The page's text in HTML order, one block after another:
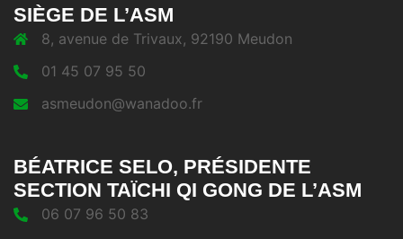
SIÈGE DE L’ASM
8, avenue de Trivaux, 92190 Meudon
01 45 07 95 50
asmeudon@wanadoo.fr
BÉATRICE SELO, PRÉSIDENTE
SECTION TAÏCHI QI GONG DE L’ASM
06 07 96 50 83